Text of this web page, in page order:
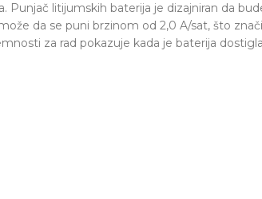
litijumskih baterija je dizajniran da
da se puni brzinom od 2,0 A/sat, što
za rad pokazuje kada je baterija